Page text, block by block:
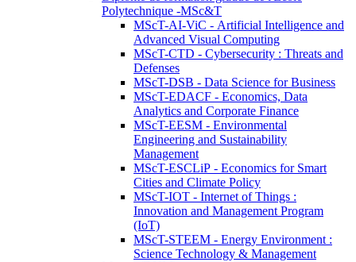
Polytechnique -MSc&T
MScT-AI-ViC - Artificial Intelligence and
Advanced Visual Computing
MScT-CTD - Cybersecurity : Threats and
Defenses
MScT-DSB - Data Science for Business
MScT-EDACF - Economics, Data
Analytics and Corporate Finance
MScT-EESM - Environmental
Engineering and Sustainability
Management
MScT-ESCLiP - Economics for Smart
Cities and Climate Policy
MScT-IOT - Internet of Things :
Innovation and Management Program
(IoT)
MScT-STEEM - Energy Environment :
Science Technology & Management